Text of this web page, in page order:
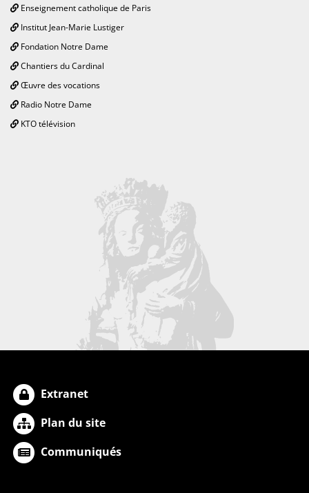
Enseignement catholique de Paris
Institut Jean-Marie Lustiger
Fondation Notre Dame
Chantiers du Cardinal
Œuvre des vocations
Radio Notre Dame
KTO télévision
Extranet
Plan du site
Communiqués